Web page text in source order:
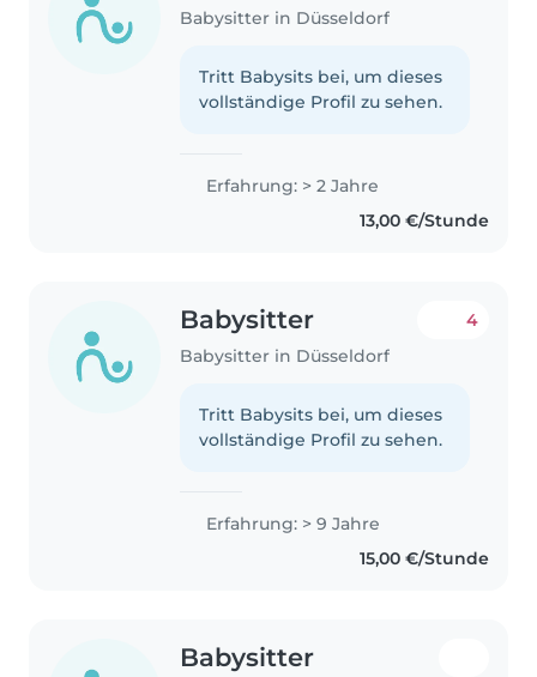
Babysitter in Düsseldorf
Tritt Babysits bei, um dieses
vollständige Profil zu sehen.
Erfahrung: > 2 Jahre
13,00 €/Stunde
Babysitter
Babysitter in Düsseldorf
4
Tritt Babysits bei, um dieses
vollständige Profil zu sehen.
Erfahrung: > 9 Jahre
15,00 €/Stunde
Babysitter